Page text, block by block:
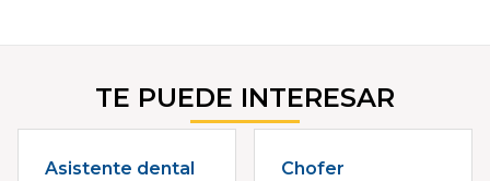
TE PUEDE INTERESAR
Asistente dental Chofer